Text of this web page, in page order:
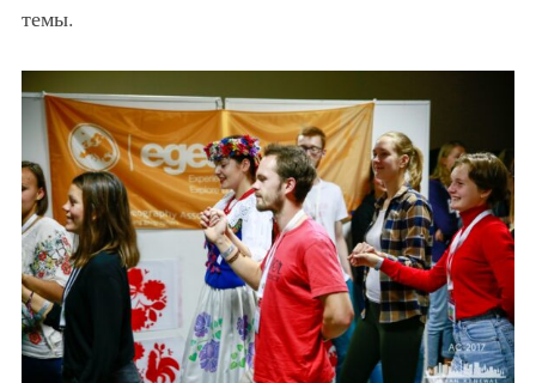
темы.